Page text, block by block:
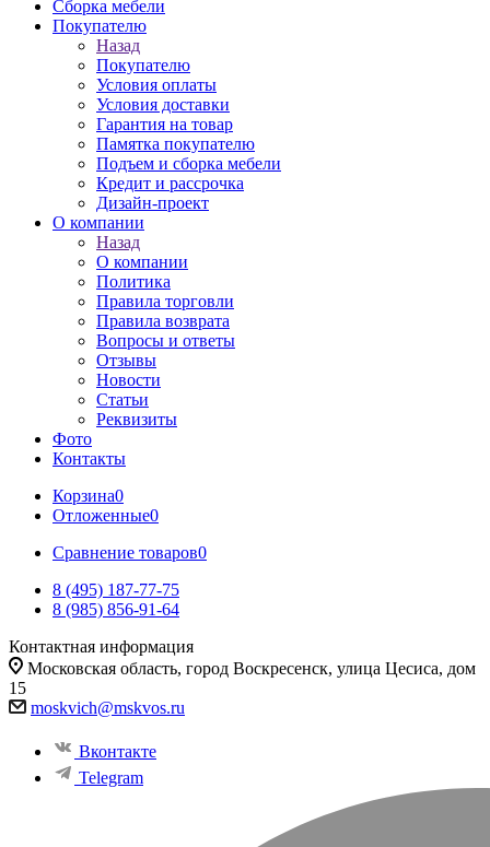
Сборка мебели
Покупателю
Назад
Покупателю
Условия оплаты
Условия доставки
Гарантия на товар
Памятка покупателю
Подъем и сборка мебели
Кредит и рассрочка
Дизайн-проект
О компании
Назад
О компании
Политика
Правила торговли
Правила возврата
Вопросы и ответы
Отзывы
Новости
Статьи
Реквизиты
Фото
Контакты
Корзина0
Отложенные0
Сравнение товаров0
8 (495) 187-77-75
8 (985) 856-91-64
Контактная информация
Московская область, город Воскресенск, улица Цесиса, дом
15
moskvich@mskvos.ru
Вконтакте
Telegram